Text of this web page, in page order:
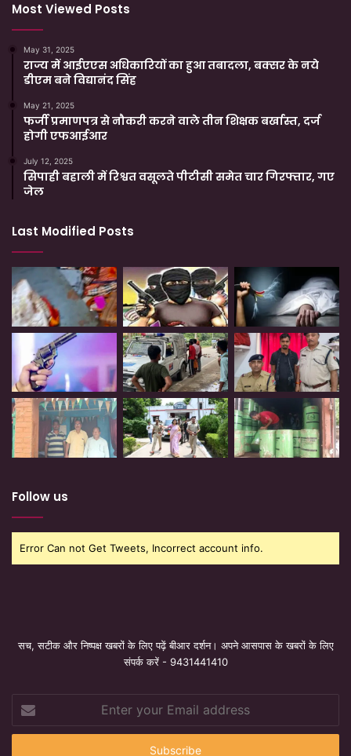
Most Viewed Posts
May 31, 2025
राज्य में आईएएस अधिकारियों का हुआ तबादला, बक्सर के नये
डीएम बने विद्यानंद सिंह
May 21, 2025
फर्जी प्रमाणपत्र से नौकरी करने वाले तीन शिक्षक बर्खास्त, दर्ज
होगी एफआईआर
July 12, 2025
सिपाही बहाली में रिश्वत वसूलते पीटीसी समेत चार गिरफ्तार, गए
जेल
Last Modified Posts
Follow us
Error Can not Get Tweets, Incorrect account info.
सच, सटीक और निष्पक्ष खबरों के लिए पढ़ें बीआर दर्शन। अपने आसपास के खबरों के लिए
संपर्क करें - 9431441410
your
Email